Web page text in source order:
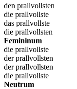
den prallvollsten
die prallvollste
das prallvollste
die prallvollsten
Femininum
die prallvollste
der prallvollsten
der prallvollsten
die prallvollste
Neutrum